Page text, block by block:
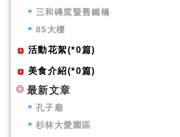
三和磚窯暨舊鐵橋
85大樓
活動花絮(*0篇)
美食介紹(*0篇)
最新文章
孔子廟
杉林大愛園區